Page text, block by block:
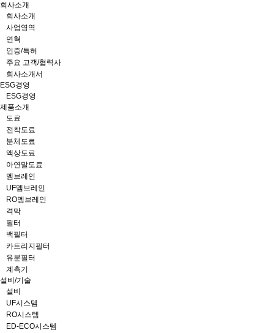
회사소개
회사소개
사업영역
연혁
인증/특허
주요 고객/협력사
회사소개서
ESG경영
ESG경영
제품소개
도료
전착도료
분체도료
액상도료
아연말도료
멤브레인
UF멤브레인
RO멤브레인
격막
필터
백필터
카트리지필터
유분필터
계측기
설비/기술
설비
UF시스템
RO시스템
ED-ECO시스템